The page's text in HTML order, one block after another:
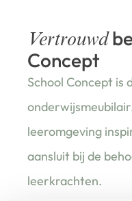
Vertrouwd
Concept
School Concept is
leeromgeving
aansluit bij de
leerkrachten.